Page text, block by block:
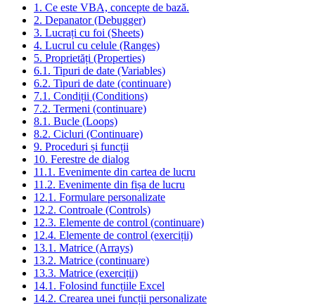
1. Ce este VBA, concepte de bază.
2. Depanator (Debugger)
3. Lucrați cu foi (Sheets)
4. Lucrul cu celule (Ranges)
5. Proprietăți (Properties)
6.1. Tipuri de date (Variables)
6.2. Tipuri de date (continuare)
7.1. Condiții (Conditions)
7.2. Termeni (continuare)
8.1. Bucle (Loops)
8.2. Cicluri (Continuare)
9. Proceduri și funcții
10. Ferestre de dialog
11.1. Evenimente din cartea de lucru
11.2. Evenimente din fișa de lucru
12.1. Formulare personalizate
12.2. Controale (Controls)
12.3. Elemente de control (continuare)
12.4. Elemente de control (exerciții)
13.1. Matrice (Arrays)
13.2. Matrice (continuare)
13.3. Matrice (exerciții)
14.1. Folosind funcțiile Excel
14.2. Crearea unei funcții personalizate